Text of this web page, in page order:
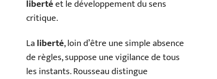
libertéet le développement du sens
critique.
Laliberté, loin d’être une simple absence
de règles, suppose une vigilance de tous
les instants. Rousseau distingue